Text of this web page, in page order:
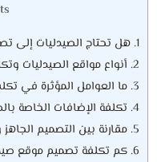
1. هل تحتاج الصيدليات إلى
2. أنواع مواقع الصيدليات
3. ما العوامل المؤثرة في
4. تكلفة الإضافات الخاصة
5. مقارنة بين التصميم
6. كم تكلفة تصميم موقع صيدلية